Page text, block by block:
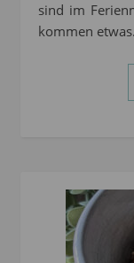
sind im
kommen